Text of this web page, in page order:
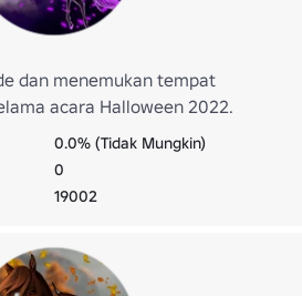
dan menemukan tempat
acara Halloween 2022.
0.0% (Tidak Mungkin)
0
19002